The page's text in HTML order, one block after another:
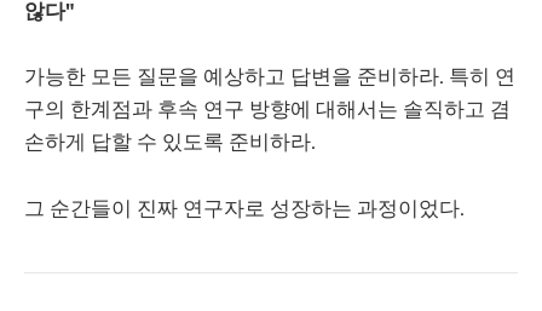
않다"
가능한 모든 질문을 예상하고 답변을 준비하라. 특히 연
구의 한계점과 후속 연구 방향에 대해서는 솔직하고 겸
손하게 답할 수 있도록 준비하라.
그 순간들이 진짜 연구자로 성장하는 과정이었다.